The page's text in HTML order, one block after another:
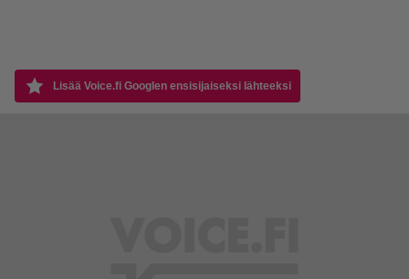
Lisää Voice.fi Googlen ensisijaiseksi lähteeksi